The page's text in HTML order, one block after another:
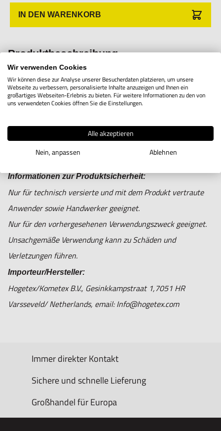
IN DEN WARENKORB
Produktbeschreibung
DITRON 3-Meter-Anschlusskabel mit Metallschutz.
Informationen zur Produktsicherheit:
Nur für technisch versierte und mit dem Produkt vertraute
Anwender sowie Handwerker geeignet.
Nur für den vorhergesehenen Verwendungszweck geeignet.
Unsachgemäße Verwendung kann zu Schäden und
Verletzungen führen.
Importeur/Hersteller:
Hogetex/Kometex B.V., Gesinkkampstraat 1,7051 HR
Varsseveld/ Netherlands, email: Info@hogetex.com
Immer direkter Kontakt
Sichere und schnelle Lieferung
Großhandel für Europa
Wir verwenden Cookies
Wir können diese zur Analyse unserer Besucherdaten platzieren, um unsere
Webseite zu verbessern, personalisierte Inhalte anzuzeigen und Ihnen ein
großartiges Webseiten-Erlebnis zu bieten. Für weitere Informationen zu den von
uns verwendeten Cookies öffnen Sie die Einstellungen.
Alle akzeptieren
Nein, anpassen
Ablehnen